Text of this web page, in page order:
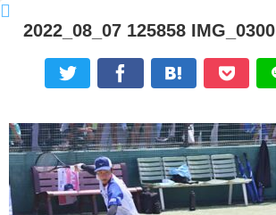
2022_08_07 125858 IMG_0300